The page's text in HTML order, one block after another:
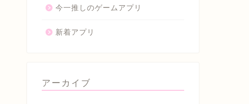
今一推しのゲームアプリ
新着アプリ
アーカイブ